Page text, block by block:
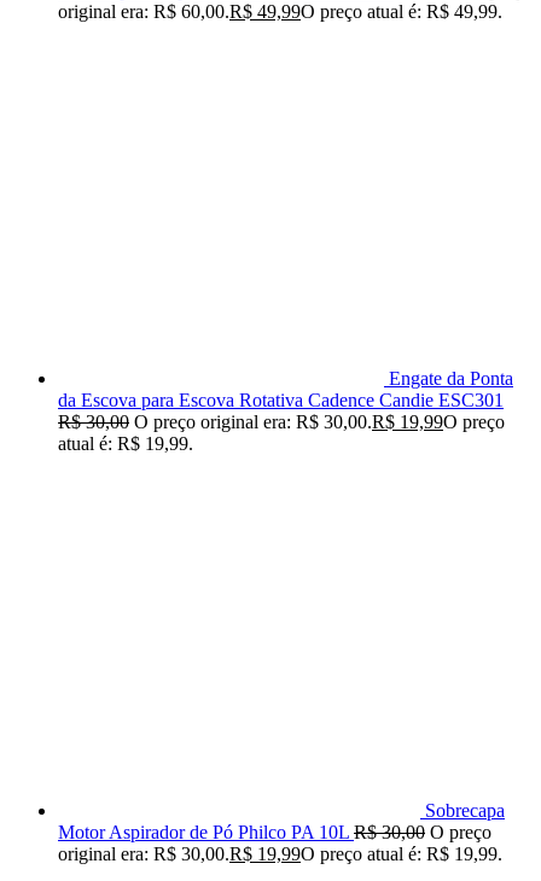
original era: R$ 60,00.R$ 49,99O preço atual é: R$ 49,99.
Engate da Ponta
da Escova para Escova Rotativa Cadence Candie ESC301
R$30,00 O preço original era: R$ 30,00.R$ 19,99O preço
atual é: R$ 19,99.
Sobrecapa
Motor Aspirador de Pó Philco PA 10L R$30,00 O preço
original era: R$ 30,00.R$ 19,99O preço atual é: R$ 19,99.